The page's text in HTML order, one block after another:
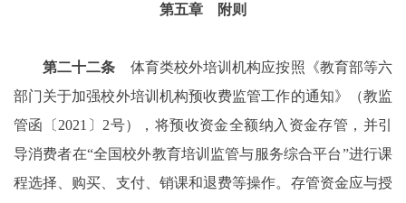
第五章 附则
第二十二条 体育类校外培训机构应按照《教育部等六
部门关于加强校外培训机构预收费监管工作的通知》（教监
管函〔2021〕2号），将预收资金全额纳入资金存管，并引
导消费者在“全国校外教育培训监管与服务综合平台”进行课
程选择、购买、支付、销课和退费等操作。存管资金应与授